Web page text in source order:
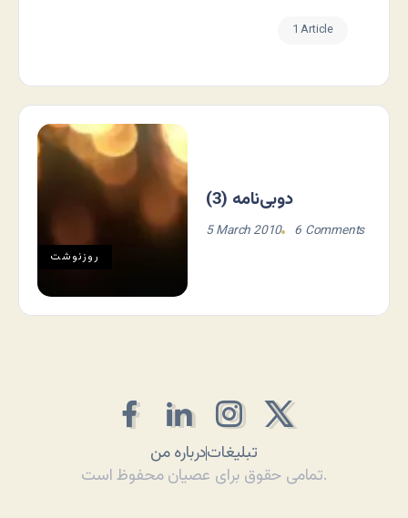
1 Article
روزنوشت
دوبی‌نامه (3)
5 March 2010 6 Comments
درباره منتبلیغات
تمامی حقوق برای عصیان محفوظ است.